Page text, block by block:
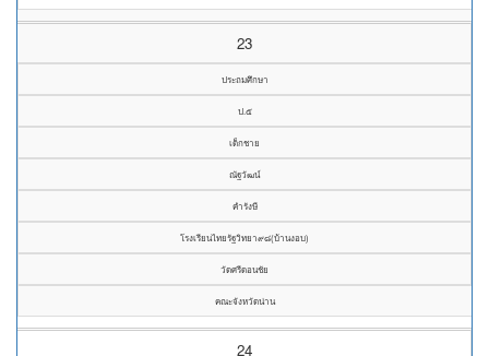
23
ประถมศึกษา
ป.๕
เด็กชาย
ณัฐวัฒน์
คำรังษี
โรงเรียนไทยรัฐวิทยา๙๘(บ้านงอบ)
วัดศรีดอนชัย
คณะจังหวัดน่าน
24